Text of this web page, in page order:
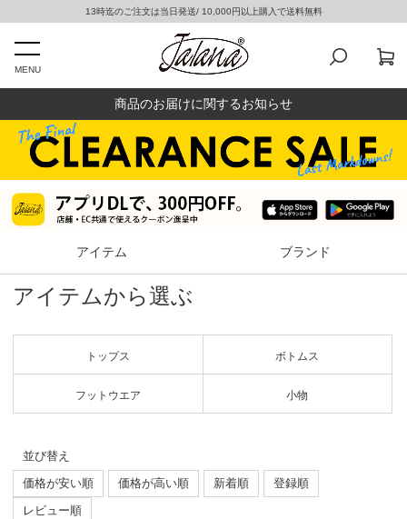
13時迄のご注文は当日発送/ 10,000円以上購入で送料無料
MENU
商品のお届けに関するお知らせ
アイテム ブランド
アイテムから選ぶ
トップス ボトムス
フットウエア 小物
並び替え
価格が安い順
価格が高い順 新着順
登録順
レビュー順